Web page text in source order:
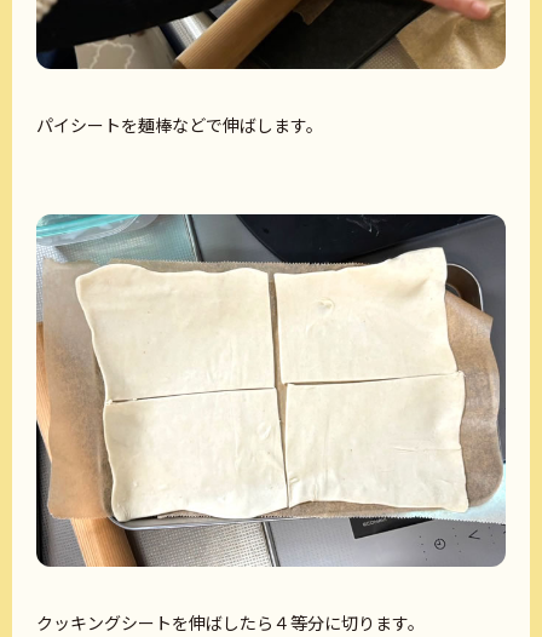
パイシートを麺棒などで伸ばします。
クッキングシートを伸ばしたら４等分に切ります。